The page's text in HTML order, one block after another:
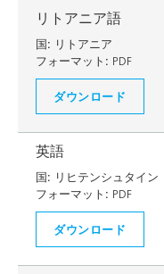
リトアニア語
国: リトアニア
フォーマット: PDF
ダウンロード
英語
国: リヒテンシュタイン
フォーマット: PDF
ダウンロード